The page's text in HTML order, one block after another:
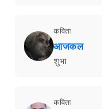
कविता
आजकल
शुभा
कविता